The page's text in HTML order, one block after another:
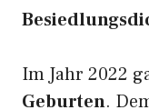
Im Jahr 2022
Geburten.